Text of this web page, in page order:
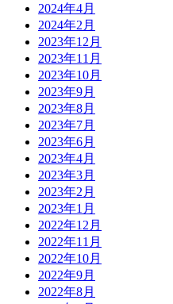
2024年4月
2024年2月
2023年12月
2023年11月
2023年10月
2023年9月
2023年8月
2023年7月
2023年6月
2023年4月
2023年3月
2023年2月
2023年1月
2022年12月
2022年11月
2022年10月
2022年9月
2022年8月